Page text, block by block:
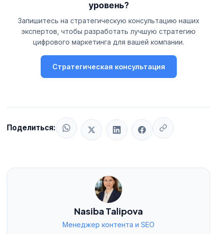
Бюджет покрывает обновления безопасности,
мониторинг, обновление контента, бэкапы и
техподдержку.
уровень?
Запишитесь на стратегическую консультацию наших
экспертов, чтобы разработать лучшую стратегию
цифрового маркетинга для вашей компании.
Стратегическая консультация
Поделиться:
Nasiba Talipova
Менеджер контента и SEO